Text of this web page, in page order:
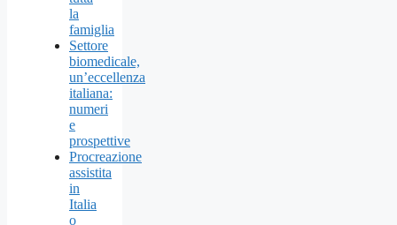
la
famiglia
Settore
biomedicale,
un’eccellenza
italiana:
numeri
e
prospettive
Procreazione
assistita
in
Italia
o